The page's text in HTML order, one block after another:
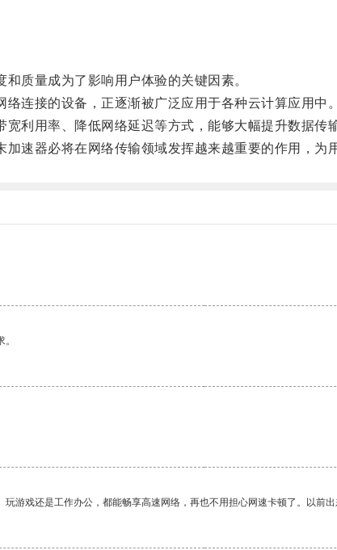
质量成为了影响用户体验的关键因素。
接的设备，正逐渐被广泛应用于各种云计算应用中。
用率、降低网络延迟等方式，能够大幅提升数据传
器必将在网络传输领域发挥越来越重要的作用，为
游戏还是工作办公，都能畅享高速网络，再也不用担心网速卡顿了。以前